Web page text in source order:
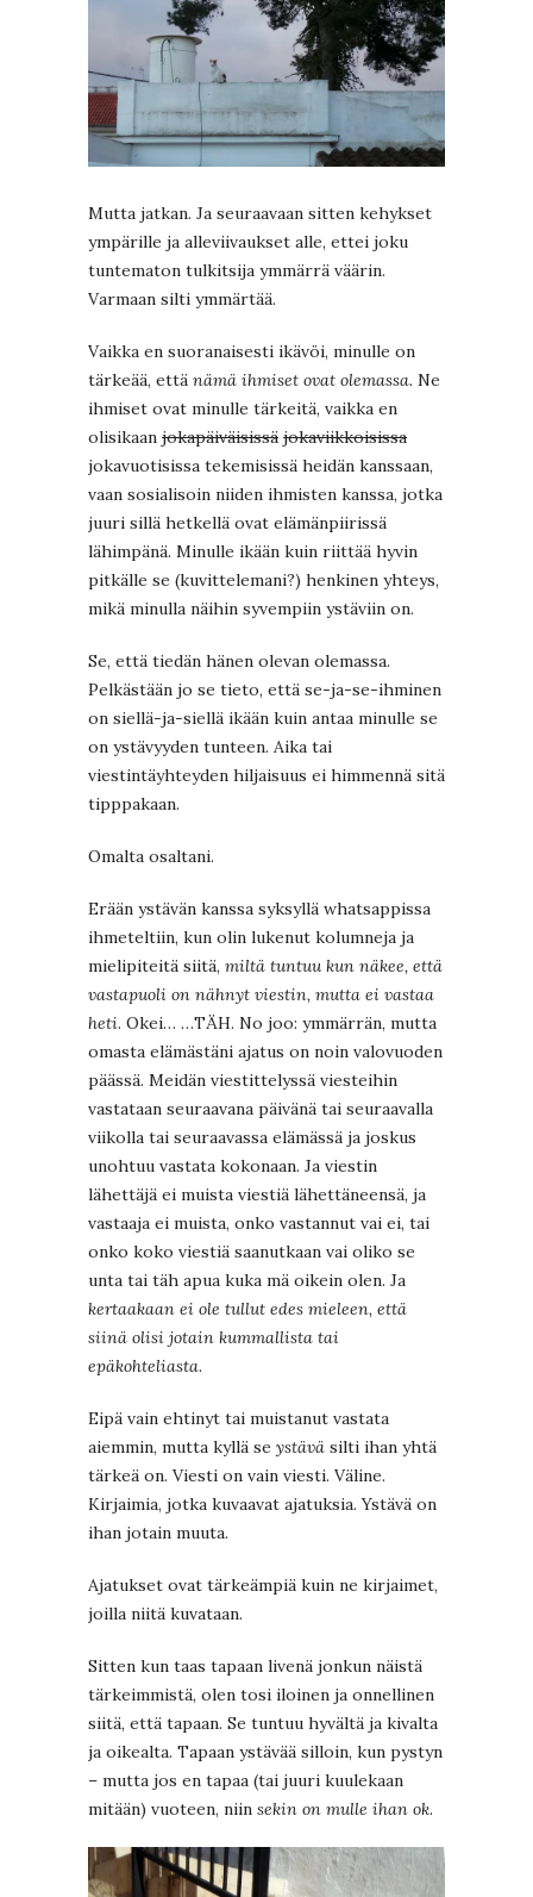
Mutta jatkan. Ja seuraavaan sitten kehykset
ympärille ja alleviivaukset alle, ettei joku
tuntematon tulkitsija ymmärrä väärin.
Varmaan silti ymmärtää.
Vaikka en suoranaisesti ikävöi, minulle on
tärkeää, että nämä ihmiset ovat olemassa. Ne
ihmiset ovat minulle tärkeitä, vaikka en
olisikaan jokapäiväisissä jokaviikkoisissa
jokavuotisissa tekemisissä heidän kanssaan,
vaan sosialisoin niiden ihmisten kanssa, jotka
juuri sillä hetkellä ovat elämänpiirissä
lähimpänä. Minulle ikään kuin riittää hyvin
pitkälle se (kuvittelemani?) henkinen yhteys,
mikä minulla näihin syvempiin ystäviin on.
Se, että tiedän hänen olevan olemassa.
Pelkästään jo se tieto, että se-ja-se-ihminen
on siellä-ja-siellä ikään kuin antaa minulle se
on ystävyyden tunteen. Aika tai
viestintäyhteyden hiljaisuus ei himmennä sitä
tipppakaan.
Omalta osaltani.
Erään ystävän kanssa syksyllä whatsappissa
ihmeteltiin, kun olin lukenut kolumneja ja
mielipiteitä siitä, miltä tuntuu kun näkee, että
vastapuoli on nähnyt viestin, mutta ei vastaa
heti. Okei… …TÄH. No joo: ymmärrän, mutta
omasta elämästäni ajatus on noin valovuoden
päässä. Meidän viestittelyssä viesteihin
vastataan seuraavana päivänä tai seuraavalla
viikolla tai seuraavassa elämässä ja joskus
unohtuu vastata kokonaan. Ja viestin
lähettäjä ei muista viestiä lähettäneensä, ja
vastaaja ei muista, onko vastannut vai ei, tai
onko koko viestiä saanutkaan vai oliko se
unta tai täh apua kuka mä oikein olen. Ja
kertaakaan ei ole tullut edes mieleen, että
siinä olisi jotain kummallista tai
epäkohteliasta.
Eipä vain ehtinyt tai muistanut vastata
aiemmin, mutta kyllä se ystävä silti ihan yhtä
tärkeä on. Viesti on vain viesti. Väline.
Kirjaimia, jotka kuvaavat ajatuksia. Ystävä on
ihan jotain muuta.
Ajatukset ovat tärkeämpiä kuin ne kirjaimet,
joilla niitä kuvataan.
Sitten kun taas tapaan livenä jonkun näistä
tärkeimmistä, olen tosi iloinen ja onnellinen
siitä, että tapaan. Se tuntuu hyvältä ja kivalta
ja oikealta. Tapaan ystävää silloin, kun pystyn
– mutta jos en tapaa (tai juuri kuulekaan
mitään) vuoteen, niin sekin on mulle ihan ok.